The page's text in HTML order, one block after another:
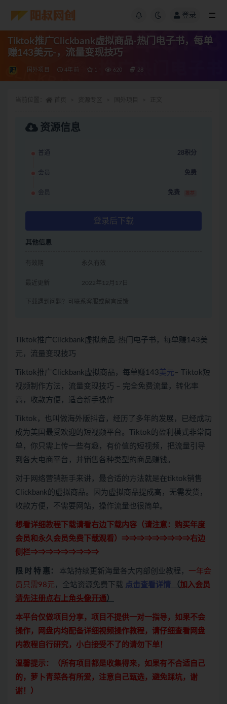
登录
Tiktok推广Clickbank虚拟商品-热门电子书，每单
赚143美元-，流量变现技巧
国外项目 4年前 1 620 28
资源信息
普通 28积分
会员 免费
会员 免费 推荐
登录后下载
其他信息
有效期 永久有效
最近更新 2022年12月17日
下载遇到问题？可联系客服或留言反馈
Tiktok推广Clickbank虚拟商品-热门电子书，每单赚143美
元，流量变现技巧
Tiktok推广Clickbank虚拟商品，每单赚143美元– Tiktok短
视频制作方法，流量变现技巧 – 完全免费流量，转化率
高，收款方便，适合新手操作
Tiktok，也叫做海外版抖音，经历了多年的发展，已经成功
成为美国最受欢迎的短视频平台。Tiktok的盈利模式非常简
单，你只需上传一些有趣，有价值的短视频，把流量引导
到各大电商平台，并销售各种类型的商品赚钱。
对于网络营销新手来讲，最合适的方法就是在tiktok销售
Clickbank的虚拟商品。因为虚拟商品提成高，无需发货，
收款方便，不需要网站，操作流量也很简单。
想看详细教程下载请看右边下载内容（请注意： 购买年度
会员和永久会员免费下载观看）⇒⇒⇒⇒⇒⇒⇒⇒⇒右边
侧栏⇒⇒⇒⇒⇒⇒⇒⇒⇒
限 时 特 惠： 本站持续更新海量各大内部创业教程， 一年会
员只需98元 ，全站资源免费下载 点击查看详情 （加入会员
请先注册点右上角头像开通）
本平台仅做项目分享，项目不提供一对一指导，如果不会
操作，网盘内均配备详细视频操作教程，请仔细查看网盘
内教程自行研究，小白接受不了的请勿下单！
温馨提示：（所有项目都是收集得来，如果有不合适自己
的，萝卜青菜各有所爱，注意自己甄选，避免踩坑，谢
谢！）